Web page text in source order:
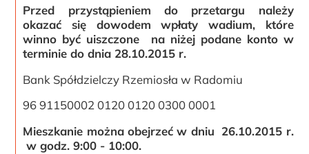
Przed przystąpieniem do przetargu należy
okazać się dowodem wpłaty wadium, które
winno być uiszczone na niżej podane konto w
terminie do dnia 28.10.2015 r.
Bank Spółdzielczy Rzemiosła w Radomiu
96 91150002 0120 0120 0300 0001
Mieszkanie można obejrzeć w dniu 26.10.2015 r.
w godz. 9:00 - 10:00.